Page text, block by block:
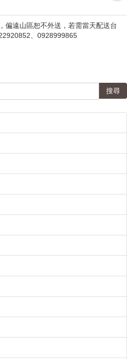
偏遠山區恕不外送，若需當天配送台
、0928999865
搜尋